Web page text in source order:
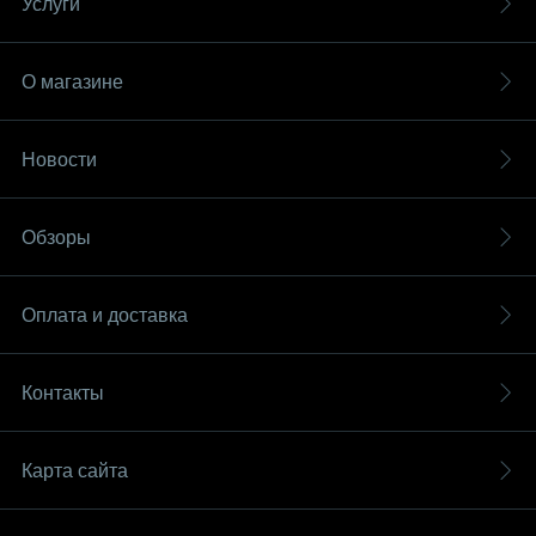
Услуги
О магазине
Новости
Обзоры
Оплата и доставка
Контакты
Карта сайта